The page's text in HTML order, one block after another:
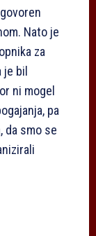
Nato je
za
bil
ni mogel
pa
da smo se